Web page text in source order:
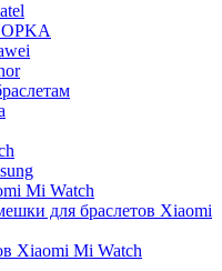
Mi Watch
для браслетов Xiaomi
Xiaomi Mi Watch